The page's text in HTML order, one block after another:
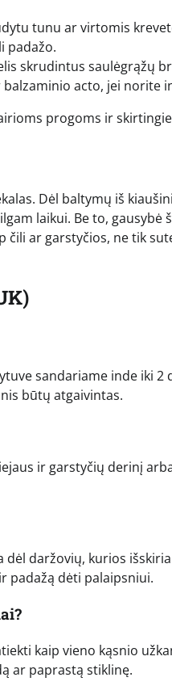
tunu ar virtomis
padažo.
skrudintus saulėgrąžų
acto, jei norite
progoms ir
Dėl baltymų iš
laikui. Be to, gausybė
ar garstyčios, ne tik
sandariame inde iki
būtų atgaivintas.
ir garstyčių derinį
daržovių, kurios
padažą dėti palaipsniui.
kaip vieno kąsnio
ar paprastą stiklinę.